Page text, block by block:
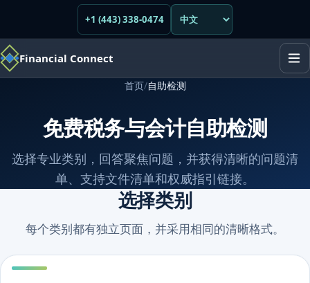
+1 (443) 338-0474
Financial Connect
首页/自助检测
免费税务与会计自助检测
选择专业类别，回答聚焦问题，并获得清晰的问题清
单、支持文件清单和权威指引链接。
选择类别
每个类别都有独立页面，并采用相同的清晰格式。